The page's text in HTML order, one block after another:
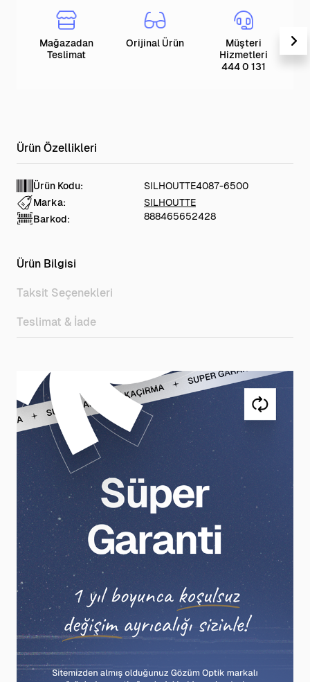
Mağazadan
Teslimat
Orijinal Ürün
Müşteri
Hizmetleri
444 0 131
Ürün Kodu:
SILHOUTTE4087-6500
Marka:
SILHOUTTE
Barkod:
888465652428
Ürün Bilgisi
Taksit Seçenekleri
Teslimat & İade